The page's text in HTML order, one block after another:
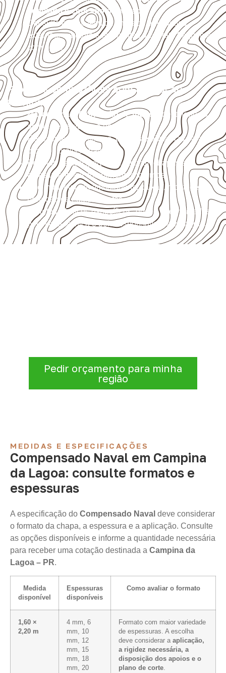
ventilado e com apoio nivelado
Consulte a ficha técnica antes de aplicações
externas, estruturais ou sujeitas a contato frequente
com água.
Projetos compatíveis com avaliação
técnica
Marcenaria e fabricação de móveis
destinados a
ambientes sujeitos à umidade.
Revestimentos internos, painéis e divisórias para
projetos profissionais.
Projetos de transporte que utilizam chapas em
revestimentos e componentes internos.
Uso industrial em embalagens, caixas, montagem e
proteção de equipamentos.
Projetos náuticos específicos, desde que validados
pela ficha técnica e pelo responsável pelo projeto.
Pedir orçamento para minha
região
MEDIDAS E ESPECIFICAÇÕES
Compensado Naval em Campina
da Lagoa: consulte formatos e
espessuras
A especificação do Compensado Naval deve considerar
o formato da chapa, a espessura e a aplicação. Consulte
as opções disponíveis e informe a quantidade necessária
para receber uma cotação destinada a Campina da
Lagoa – PR.
Medida
disponível
Espessuras
disponíveis
Como avaliar o formato
1,60 ×
2,20 m
4 mm, 6
mm, 10
mm, 12
mm, 15
mm, 18
mm, 20
Formato com maior variedade
de espessuras. A escolha
deve considerar a aplicação,
a rigidez necessária, a
disposição dos apoios e o
plano de corte.